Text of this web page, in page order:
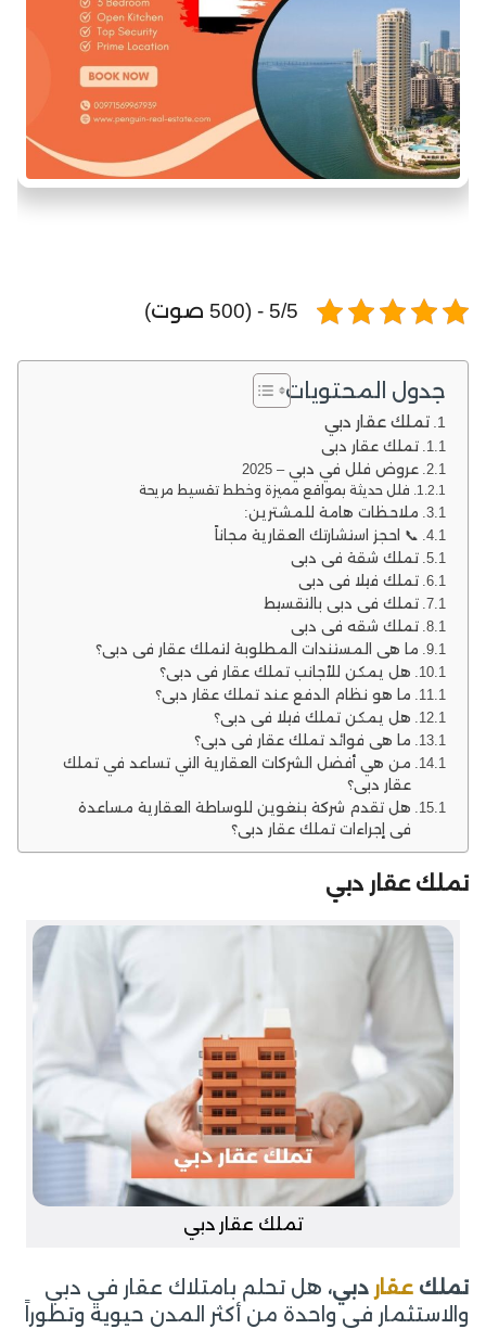
5/5 - (500 صوت)
جدول المحتويات
تملك عقار دبي
تملك عقار دبي
عروض فلل في دبي – 2025
فلل حديثة بمواقع مميزة وخطط تقسيط مريحة
ملاحظات هامة للمشترين:
📞 احجز استشارتك العقارية مجاناً
تملك شقة في دبي
تملك فيلا في دبي
تملك في دبي بالتقسيط
تملك شقه في دبي
ما هي المستندات المطلوبة لتملك عقار في دبي؟
هل يمكن للأجانب تملك عقار في دبي؟
ما هو نظام الدفع عند تملك عقار دبي؟
هل يمكن تملك فيلا في دبي؟
ما هي فوائد تملك عقار في دبي؟
من هي أفضل الشركات العقارية التي تساعد في تملك
عقار دبي؟
هل تقدم شركة بنغوين للوساطة العقارية مساعدة
في إجراءات تملك عقار دبي؟
تملك عقار دبي
تملك عقار دبي
تملك عقار دبي، هل تحلم بامتلاك عقار في دبي
والاستثمار في واحدة من أكثر المدن حيوية وتطوراً